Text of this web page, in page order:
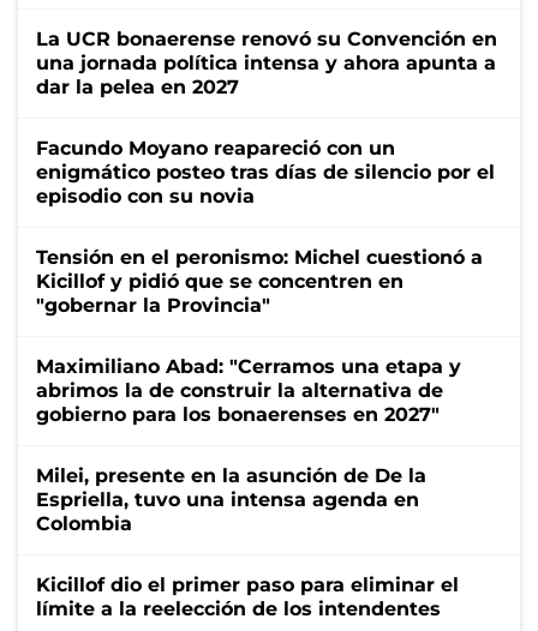
La UCR bonaerense renovó su Convención en
una jornada política intensa y ahora apunta a
dar la pelea en 2027
Facundo Moyano reapareció con un
enigmático posteo tras días de silencio por el
episodio con su novia
Tensión en el peronismo: Michel cuestionó a
Kicillof y pidió que se concentren en
"gobernar la Provincia"
Maximiliano Abad: "Cerramos una etapa y
abrimos la de construir la alternativa de
gobierno para los bonaerenses en 2027"
Milei, presente en la asunción de De la
Espriella, tuvo una intensa agenda en
Colombia
Kicillof dio el primer paso para eliminar el
límite a la reelección de los intendentes